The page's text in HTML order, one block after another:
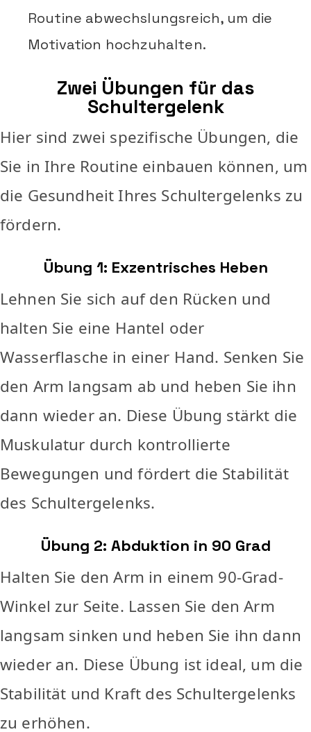
Routine abwechslungsreich, um die
Motivation hochzuhalten.
Zwei Übungen für das
Schultergelenk
Hier sind zwei spezifische Übungen, die
Sie in Ihre Routine einbauen können, um
die Gesundheit Ihres Schultergelenks zu
fördern.
Übung 1: Exzentrisches Heben
Lehnen Sie sich auf den Rücken und
halten Sie eine Hantel oder
Wasserflasche in einer Hand. Senken Sie
den Arm langsam ab und heben Sie ihn
dann wieder an. Diese Übung stärkt die
Muskulatur durch kontrollierte
Bewegungen und fördert die Stabilität
des Schultergelenks.
Übung 2: Abduktion in 90 Grad
Halten Sie den Arm in einem 90-Grad-
Winkel zur Seite. Lassen Sie den Arm
langsam sinken und heben Sie ihn dann
wieder an. Diese Übung ist ideal, um die
Stabilität und Kraft des Schultergelenks
zu erhöhen.